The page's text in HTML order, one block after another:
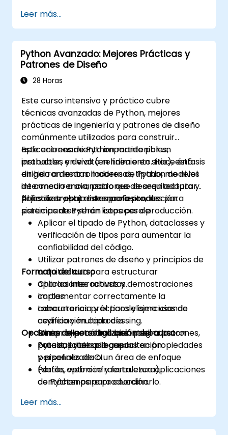
Leer más...
Python Avanzado: Mejores Prácticas y
Patrones de Diseño
28 Horas
Este curso intensivo y práctico cubre
técnicas avanzadas de Python, mejores
prácticas de ingeniería y patrones de diseño
comúnmente utilizados para construir
aplicaciones de Python mantenibles,
probables y de alto rendimiento. Hace énfasis
en herramientas modernas, tipado, modelos
de concurrencia, patrones de arquitectura y
flujos de trabajo listos para producción.
Este entrenamiento impartido por un
instructor, en vivo (en línea o en sitio), está
dirigido a desarrolladores de Python de nivel
intermedio a avanzado que deseen adoptar
prácticas y patrones profesionales para
sistemas de Python listos para producción.
Al finalizar este entrenamiento, los
participantes serán capaces de:
Aplicar el tipado de Python, dataclasses y
verificación de tipos para aumentar la
confiabilidad del código.
Utilizar patrones de diseño y principios de
arquitectura para estructurar
aplicaciones robustas.
Implementar correctamente la
concurrencia y el paralelismo usando
asyncio y multiprocessing.
Desarrollar código bien probado con
pytest, pruebas basadas en propiedades
y pipelines de CI.
Perfile, optimice y fortalezca aplicaciones
de Python para producción.
proyectos de Python utilizando
herramientas modernas y contenedores.
Formato del curso
Charlas interactivas y demostraciones
cortas.
Laboratorios prácticos y ejercicios de
codificación cada día.
Mini proyecto final que integra patrones,
pruebas y despliegue.
Opciones de personalización del curso
Para solicitar una capacitación
personalizada o un área de enfoque
(datos, web o infraestructura),
contáctenos para coordinarlo.
Leer más...